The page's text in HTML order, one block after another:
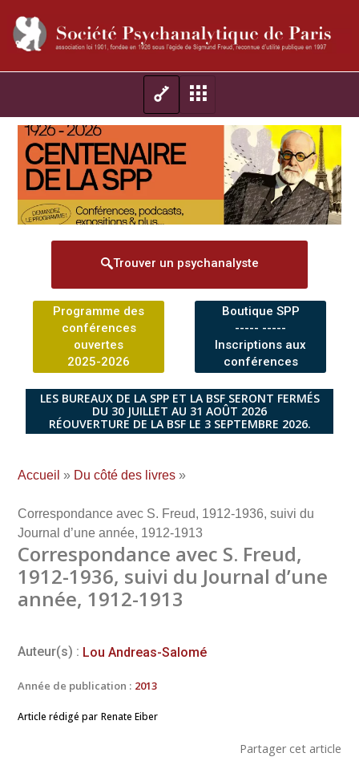
Trouver un psychanalyste
Programme des
conférences
ouvertes
2025-2026
Boutique SPP
----- -----
Inscriptions aux
conférences
LES BUREAUX DE LA SPP ET LA BSF SERONT FERMÉS
DU 30 JUILLET AU 31 AOÛT 2026
RÉOUVERTURE DE LA BSF LE 3 SEPTEMBRE 2026.
Accueil » Du côté des livres »
Correspondance avec S. Freud, 1912-1936, suivi du
Journal d’une année, 1912-1913
Correspondance avec S. Freud,
1912-1936, suivi du Journal d’une
année, 1912-1913
Auteur(s) : Lou Andreas-Salomé
Année de publication : 2013
Article rédigé par Renate Eiber
Partager cet article